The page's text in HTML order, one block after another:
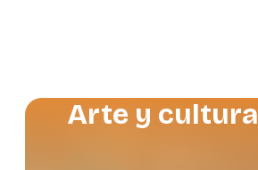
Arte y cultura